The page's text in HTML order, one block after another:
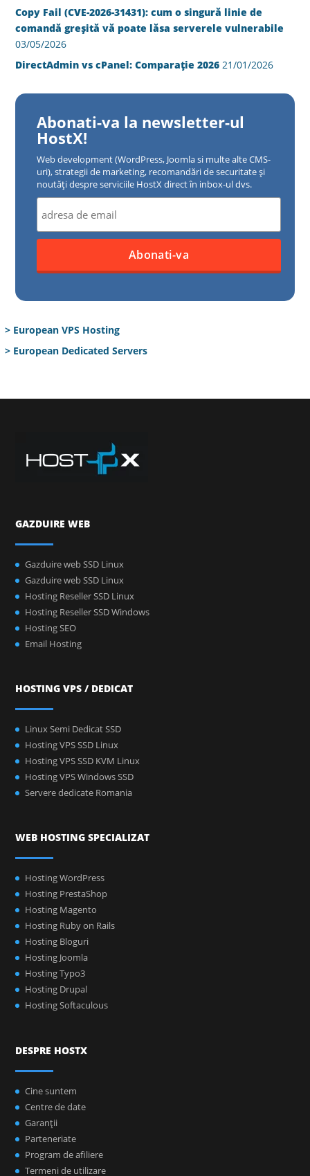
Copy Fail (CVE-2026-31431): cum o singură linie de
comandă greșită vă poate lăsa serverele vulnerabile
03/05/2026
DirectAdmin vs cPanel: Comparație 2026 21/01/2026
Abonati-va la newsletter-ul
HostX!
Web development (WordPress, Joomla si multe alte CMS-
uri), strategii de marketing, recomandări de securitate și
noutăți despre serviciile HostX direct în inbox-ul dvs.
> European VPS Hosting
> European Dedicated Servers
GAZDUIRE WEB
Gazduire web SSD Linux
Gazduire web SSD Linux
Hosting Reseller SSD Linux
Hosting Reseller SSD Windows
Hosting SEO
Email Hosting
HOSTING VPS / DEDICAT
Linux Semi Dedicat SSD
Hosting VPS SSD Linux
Hosting VPS SSD KVM Linux
Hosting VPS Windows SSD
Servere dedicate Romania
WEB HOSTING SPECIALIZAT
Hosting WordPress
Hosting PrestaShop
Hosting Magento
Hosting Ruby on Rails
Hosting Bloguri
Hosting Joomla
Hosting Typo3
Hosting Drupal
Hosting Softaculous
DESPRE HOSTX
Cine suntem
Centre de date
Garanţii
Parteneriate
Program de afiliere
Termeni de utilizare